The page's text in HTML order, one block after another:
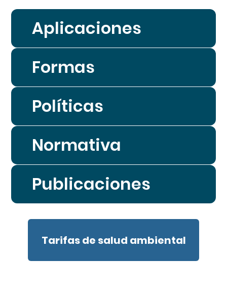
Aplicaciones
Formas
Políticas
Normativa
Publicaciones
Tarifas de salud ambiental